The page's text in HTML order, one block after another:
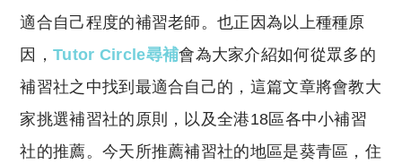
適合自己程度的補習老師。也正因為以上種種原
因，Tutor Circle尋補會為大家介紹如何從眾多的
補習社之中找到最適合自己的，這篇文章將會教大
家挑選補習社的原則，以及全港18區各中小補習
社的推薦。 今天所推薦補習社的地區是葵青區，住